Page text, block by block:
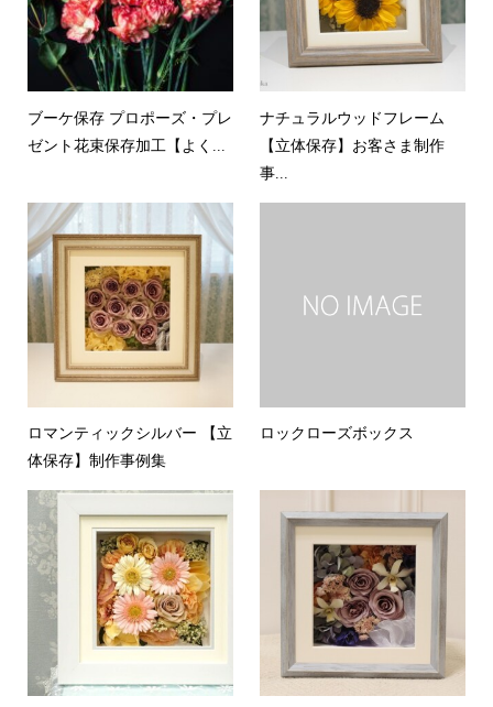
ブーケ保存 プロポーズ・プレ
ゼント花束保存加工【よく...
ナチュラルウッドフレーム
【立体保存】お客さま制作
事...
ロマンティックシルバー 【立
体保存】制作事例集
ロックローズボックス